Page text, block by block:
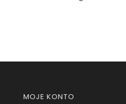
Linki w stopce
MOJE KONTO